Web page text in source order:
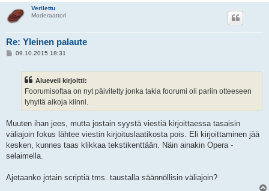
Verilettu
Moderaattori
Re: Yleinen palaute
V09.10.2015 18:31
Alueveli kirjoitti:
Foorumisoftaa on nyt päivitetty jonka takia foorumi oli pariin otteeseen
lyhyitä aikoja kiinni.
Muuten ihan jees, mutta jostain syystä viestiä kirjoittaessa tasaisin
väliajoin fokus lähtee viestin kirjoituslaatikosta pois. Eli kirjoittaminen jää
kesken, kunnes taas klikkaa tekstikenttään. Näin ainakin Opera -
selaimella.
Ajetaanko jotain scriptiä tms. taustalla säännöllisin väliajoin?